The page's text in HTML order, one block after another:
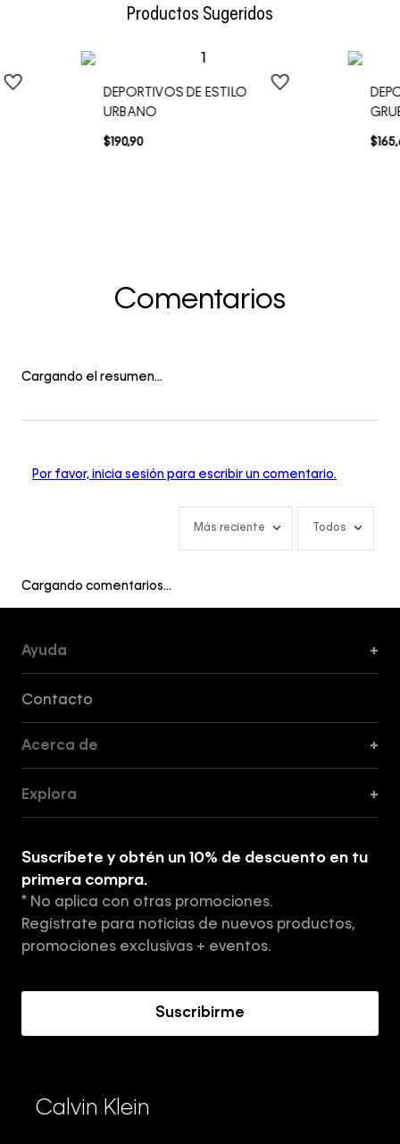
Productos Sugeridos
DEPORTIVOS DE ESTILO
URBANO
$190,90 $165,
Comentarios
Cargando el resumen…
Por favor, inicia sesión para escribir un comentario.
Más reciente Todos
Cargando comentarios…
Ayuda +
Contacto
Acerca de +
Tiendas
Aviso de privacidad
Términos y Condiciones
Explora +
Suscríbete y obtén un 10% de descuento en tu
primera compra.
* No aplica con otras promociones.
Regístrate para noticias de nuevos productos,
promociones exclusivas + eventos.
Suscribirme
Calvin Klein